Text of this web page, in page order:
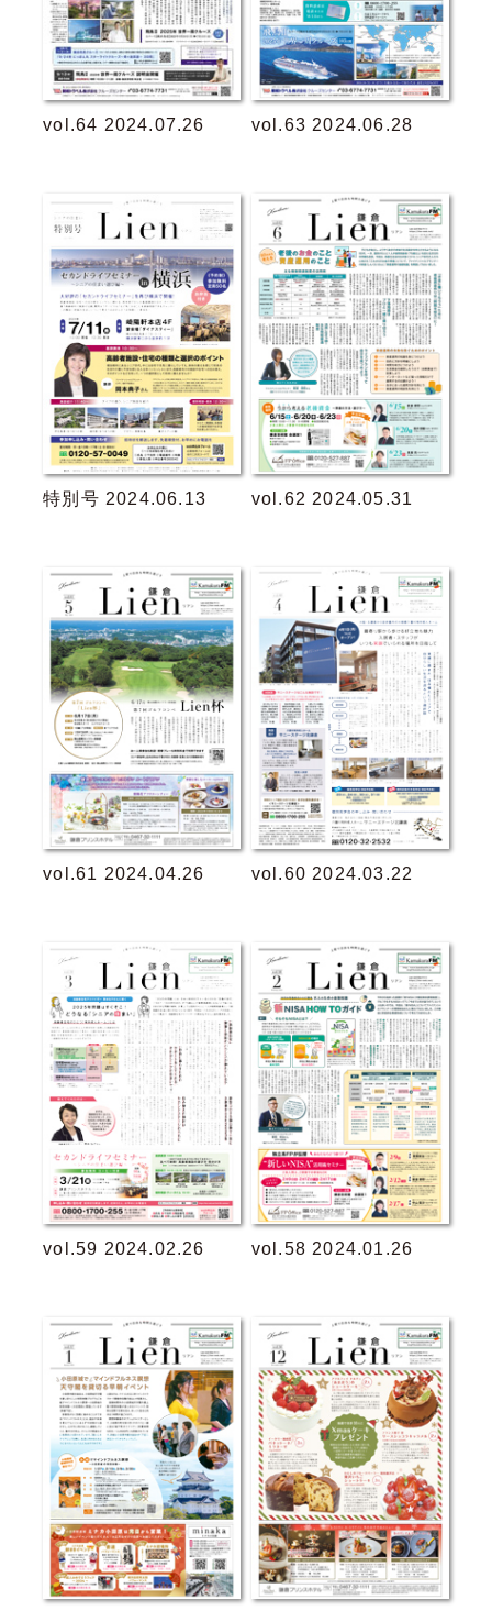
vol.64 2024.07.26 vol.63 2024.06.28
特別号 2024.06.13 vol.62 2024.05.31
vol.61 2024.04.26 vol.60 2024.03.22
vol.59 2024.02.26 vol.58 2024.01.26